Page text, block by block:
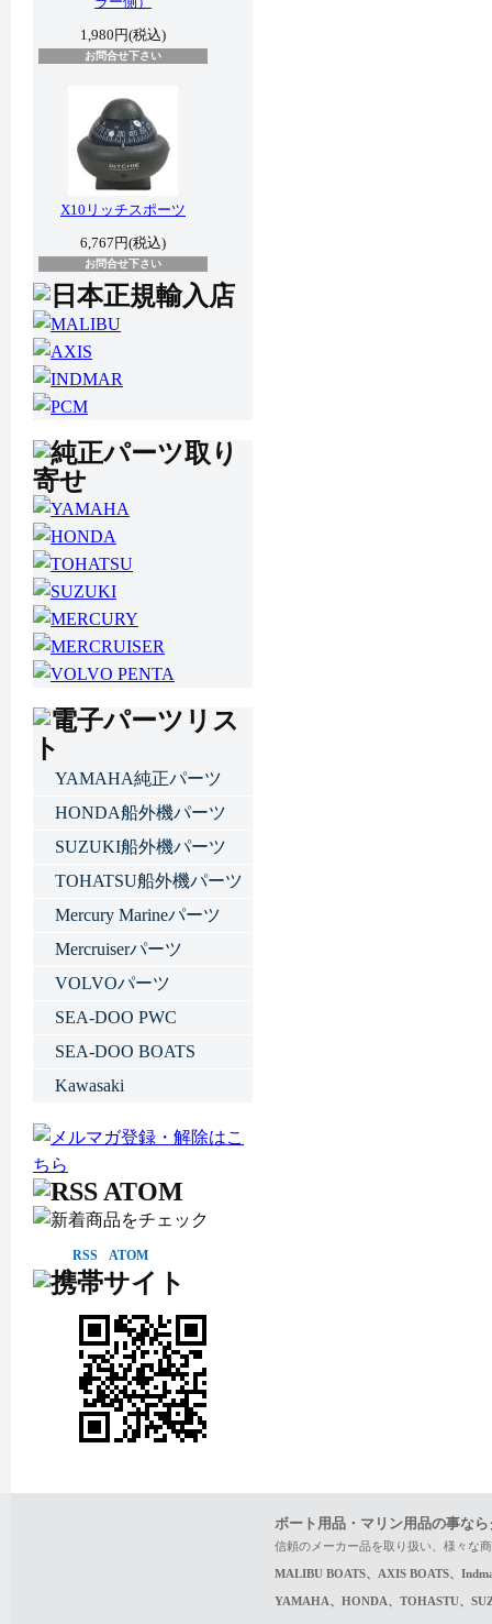
1,980円(税込)
お問合せ下さい
X10リッチスポーツ
6,767円(税込)
お問合せ下さい
YAMAHA純正パーツ
HONDA船外機パーツ
SUZUKI船外機パーツ
TOHATSU船外機パーツ
Mercury Marineパーツ
Mercruiserパーツ
VOLVOパーツ
SEA-DOO PWC
SEA-DOO BOATS
Kawasaki
RSS ATOM
ボート用品・マリン用品の事な
信頼のメーカー品を取り扱い、様々な
MALIBU BOATS、AXIS BOATS、
YAMAHA、HONDA、TOHASTU、